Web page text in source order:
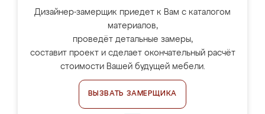
Дизайнер-замерщик приедет к Вам с каталогом
материалов,
проведёт детальные замеры,
составит проект и сделает окончательный расчёт
стоимости Вашей будущей мебели.
ВЫЗВАТЬ ЗАМЕРЩИКА